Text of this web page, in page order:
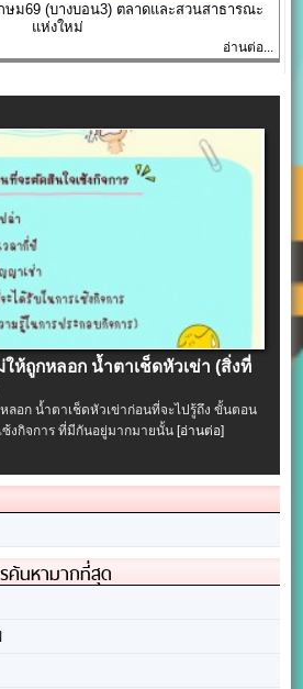
ษม69 (บางบอน3) ตลาดและสวนสาธารณะ
แห่งใหม่
อ่านต่อ...
ให้ถูกหลอก น้ำตาเช็ดหัวเข่า (สิ่งที่
หลอก น้ำตาเช็ดหัวเข่าก่อนที่จะไปรู้ถึง ขั้นตอน
ซ้งกิจการ ที่มีกันอยู่มากมายนั้น [อ่านต่อ]
ค้นหามากที่สุด